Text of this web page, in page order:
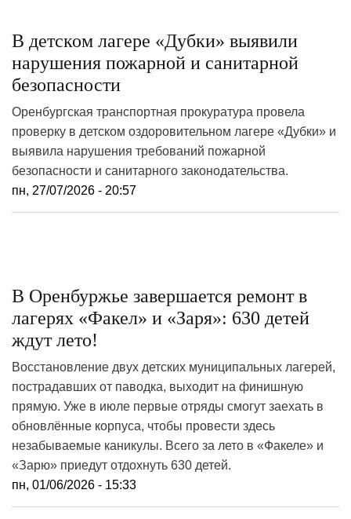
В детском лагере «Дубки» выявили
нарушения пожарной и санитарной
безопасности
Оренбургская транспортная прокуратура провела
проверку в детском оздоровительном лагере «Дубки» и
выявила нарушения требований пожарной
безопасности и санитарного законодательства.
пн, 27/07/2026 - 20:57
В Оренбуржье завершается ремонт в
лагерях «Факел» и «Заря»: 630 детей
ждут лето!
Восстановление двух детских муниципальных лагерей,
пострадавших от паводка, выходит на финишную
прямую. Уже в июле первые отряды смогут заехать в
обновлённые корпуса, чтобы провести здесь
незабываемые каникулы. Всего за лето в «Факеле» и
«Зарю» приедут отдохнуть 630 детей.
пн, 01/06/2026 - 15:33